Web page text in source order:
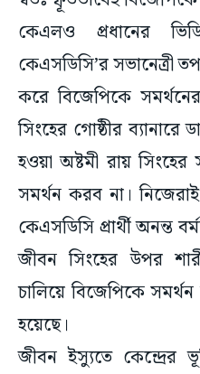
কেএলও প্রধানের
কেএসডিসি’র সভানেত্রী
করে বিজেপিকে
সিংহের গোষ্ঠীর ব্যানারে
হওয়া অষ্টমী রায়
সমর্থন করব না।
কেএসডিসি প্রার্থী অনন্ত
জীবন সিংহের উপর
চালিয়ে বিজেপিকে
হয়েছে।
জীবন ইস্যুতে কেন্দ্রের